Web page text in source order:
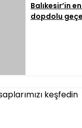
Balıkesir’in
dopdolu
keşfedin